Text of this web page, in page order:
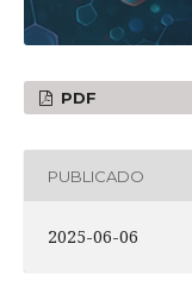
PDF
PUBLICADO
2025-06-06